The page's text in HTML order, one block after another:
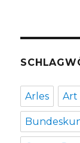
Arles Art